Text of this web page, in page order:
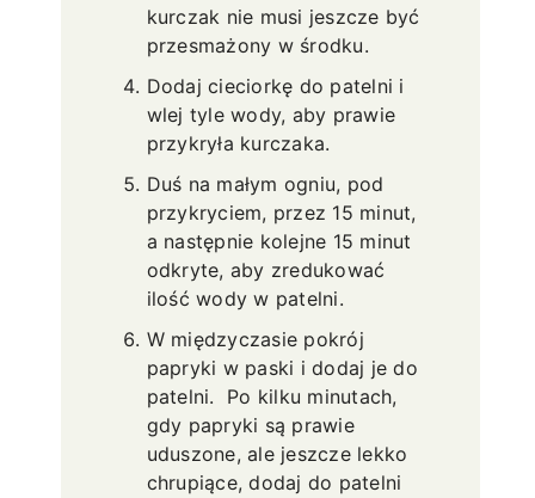
kurczak nie musi jeszcze być
przesmażony w środku.
Dodaj cieciorkę do patelni i
wlej tyle wody, aby prawie
przykryła kurczaka.
Duś na małym ogniu, pod
przykryciem, przez 15 minut,
a następnie kolejne 15 minut
odkryte, aby zredukować
ilość wody w patelni.
W międzyczasie pokrój
papryki w paski i dodaj je do
patelni. Po kilku minutach,
gdy papryki są prawie
uduszone, ale jeszcze lekko
chrupiące, dodaj do patelni